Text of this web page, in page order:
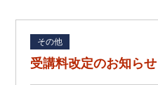
その他
受講料改定のお知らせ